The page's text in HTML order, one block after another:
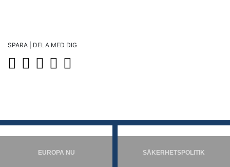
SPARA | DELA MED DIG
EUROPA NU SÄKERHETSPOLITIK